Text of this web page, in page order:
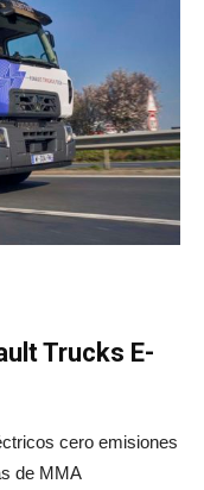
Trucks E-
cero emisiones
de MMA